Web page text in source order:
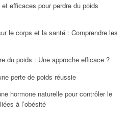
efficaces pour perdre du poids
le corps et la santé : Comprendre les
du poids : Une approche efficace ?
perte de poids réussie
hormone naturelle pour contrôler le
à l’obésité